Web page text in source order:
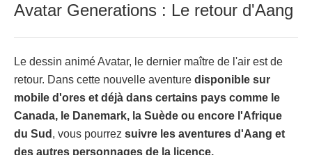
Avatar Generations : Le retour d'Aang
Le dessin animé Avatar, le dernier maître de l'air est de
retour. Dans cette nouvelle aventure disponible sur
mobile d'ores et déjà dans certains pays comme le
Canada, le Danemark, la Suède ou encore l'Afrique
du Sud , vous pourrez suivre les aventures d'Aang et
des autres personnages de la licence.